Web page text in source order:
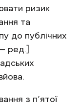
ризик
та
до публічних
ред.]
з п’ятої